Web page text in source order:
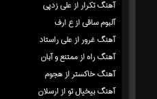
آهنگ تکرار از علی زدپی
آلبوم ساقی از ع ارف
آهنگ غرور از علی راستاد
آهنگ راه از ممتنع و آبان
آهنگ خاکستر از هجوم
آهنگ بیخیال تو از ارسلان